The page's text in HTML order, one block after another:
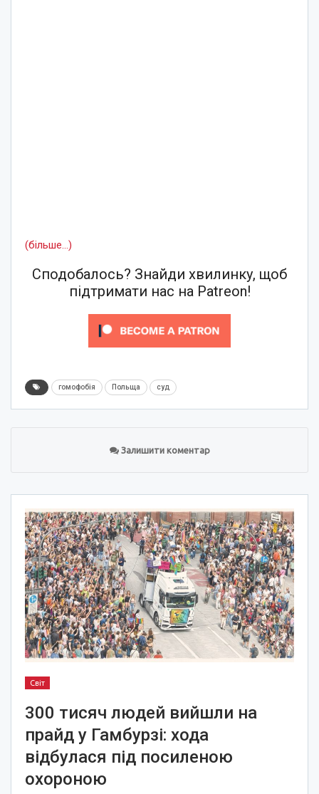
(більше…)
Сподобалось? Знайди хвилинку, щоб
підтримати нас на Patreon!
гомофобія Польща суд
Залишити коментар
Світ
300 тисяч людей вийшли на
прайд у Гамбурзі: хода
відбулася під посиленою
охороною